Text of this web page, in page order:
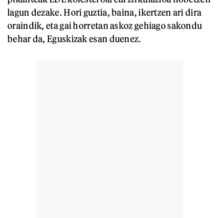
lagun dezake. Hori guztia, baina, ikertzen ari dira
oraindik, eta gai horretan askoz gehiago sakondu
behar da, Eguskizak esan duenez.